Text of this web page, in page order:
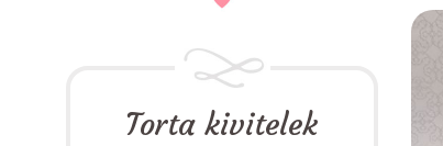
Torta kivitelek